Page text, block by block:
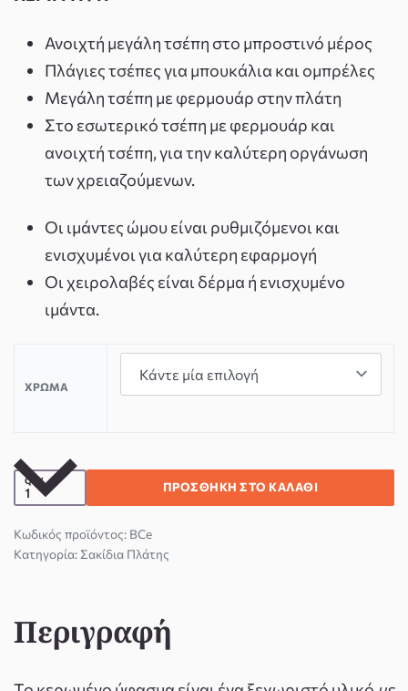
Ανοιχτή μεγάλη τσέπη στο μπροστινό μέρος
Πλάγιες τσέπες για μπουκάλια και ομπρέλες
Μεγάλη τσέπη με φερμουάρ στην πλάτη
Στο εσωτερικό τσέπη με φερμουάρ και
ανοιχτή τσέπη, για την καλύτερη οργάνωση
των χρειαζούμενων.
Οι ιμάντες ώμου είναι ρυθμιζόμενοι και
ενισχυμένοι για καλύτερη εφαρμογή
Οι χειρολαβές είναι δέρμα ή ενισχυμένο
ιμάντα.
ΧΡΏΜΑ
QTY ΠΡΟΣΘΉΚΗ ΣΤΟ ΚΑΛΆΘΙ
BCe
Κατηγορία: Σακίδια Πλάτης
Περιγραφή